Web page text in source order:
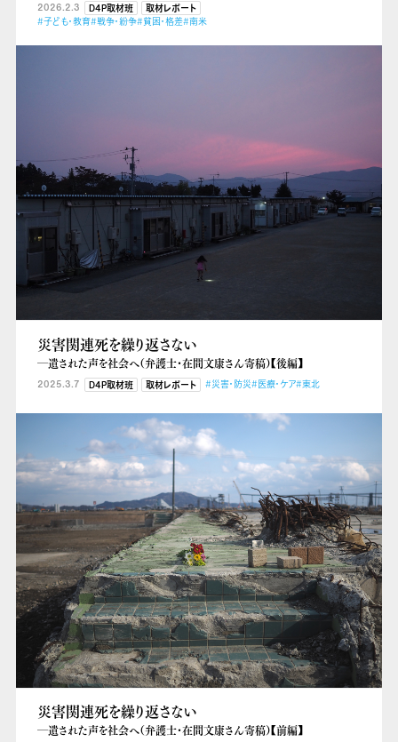
2026.2.3 D4P取材班
取材レポート
#子ども・教育#戦争・紛争#貧困・格差#南米
災害関連死を繰り返さない
―遺された声を社会へ（弁護士・在間文康さん寄稿）【後編】
2025.3.7 D4P取材班 取材レポート #災害・防災#医療・ケア#東北
災害関連死を繰り返さない
―遺された声を社会へ（弁護士・在間文康さん寄稿）【前編】